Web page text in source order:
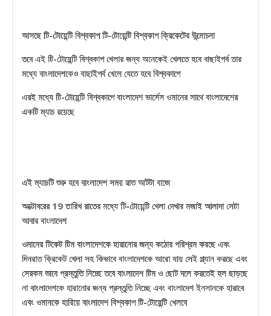
আসছে টি-টোয়েন্টি বিশ্বকাপ টি-টোয়েন্টি বিশ্বকাপ ক্রিকেটের উন্মোচনা
তবে এই টি-টোয়েন্টি বিশ্বকাপ খেলার জন্য অনেকেই খেলতে হবে বাছাইপর্ব তার
মধ্যে বাংলাদেশকেও বাছাইপর্ব খেলে যেতে হবে বিশ্বকাপে
এরই মধ্যে টি-টোয়েন্টি বিশ্বকাপে বাংলাদেশ ভার্সেস ওমানের সাথে বাংলাদেশের
একটি ম্যাচ রয়েছে
এই ম্যাচটি শুরু হবে বাংলাদেশ সময় রাত আটটা বাজে
অক্টোবরের 19 তারিখ রাতের মধ্যে টি-টোয়েন্টি খেলা দেখার মজাই আলাদা সেটা
আবার বাংলাদেশ
ওমানের টিকেট টিম বাংলাদেশকে হারানোর জন্য কঠোর পরিশ্রম করছে এবং
দিনরাত ক্রিকেট খেলা সহ কিভাবে বাংলাদেশকে আরো যায় সেই প্ল্যান করছে এবং
সেরকম ভাবে প্রস্তুতি নিচ্ছে তবে বাংলাদেশ টিম ও ছোট দলে করতেই হল ছাড়ছে
না বাংলাদেশকে হারানোর জন্য প্রস্তুতি নিচ্ছে এবং বাংলাদেশ ইনসানকে হারাবে
এবং ওমানকে হারিয়ে বাংলাদেশ বিশ্বকাপ টি-টোয়েন্টি খেলবে